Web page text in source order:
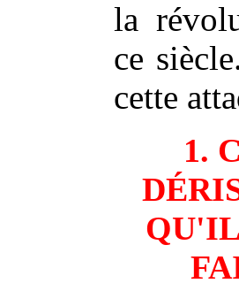
la
ce
cette
1.